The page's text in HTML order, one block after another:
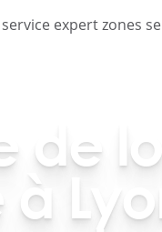
expert zones
de